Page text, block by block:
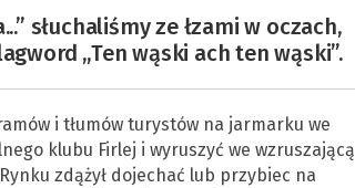
słuchaliśmy ze łzami w oczach,
„Ten wąski ach ten wąski”.
i tłumów turystów na jarmarku we
klubu Firlej i wyruszyć we wzruszającą
zdążył dojechać lub przybiec na